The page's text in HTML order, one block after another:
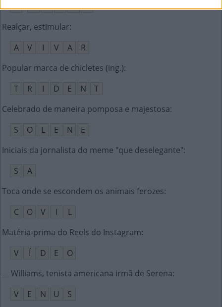
A
G A R O
A
Realçar, estimular:
A
V I V A
R
Popular marca de chicletes (ing.):
T
R I D E N
T
Celebrado de maneira pomposa e majestosa:
S
O L E N
E
Iniciais da jornalista do meme "que deselegante":
S
A
Toca onde se escondem os animais ferozes:
C
O V I
L
Matéria-prima do Reels do Instagram:
V
Í D E
O
__ Williams, tenista americana irmã de Serena:
V
E N U
S